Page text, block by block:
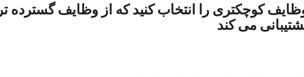
کوچکتری را انتخاب کنید که از وظایف گسترده تر
می کند